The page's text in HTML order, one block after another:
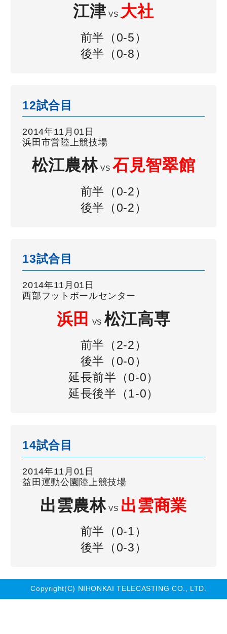
江津 VS 大社
前半（0-5）
後半（0-8）
12試合目
2014年11月01日
浜田市営陸上競技場
松江農林VS 石見智翠館
前半（0-2）
後半（0-2）
13試合目
2014年11月01日
西部フットボールセンター
浜田 VS 松江高専
前半（2-2）
後半（0-0）
延長前半（0-0）
延長後半（1-0）
14試合目
2014年11月01日
益田運動公園陸上競技場
出雲農林VS 出雲商業
前半（0-1）
後半（0-3）
Copyright(C) NIHONKAI TELECASTING CO., LTD.